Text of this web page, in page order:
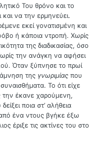
Του θρόνο και το
να την ερμηνεύει.
εκεί γονατισμένη και
ή κάποια ντροπή. Χωρίς
της διαδικασίας, όσο
την ανάγκη να αφήσει
Όταν ξύπνησε το πρωί
της γνωριμίας που
Το ότι είχε
την έκανε χαρούμενη,
ποια στ’ αλήθεια
ένα ντους βγήκε έξω
έριξε τις ακτίνες του στο